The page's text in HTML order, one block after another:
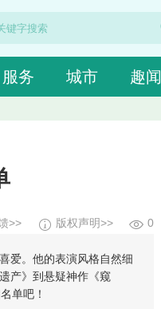
服务 城市 趣闻
0
版权声明>>
>>
爱。他的表演风格自然细
产》到悬疑神作《窥
单吧！